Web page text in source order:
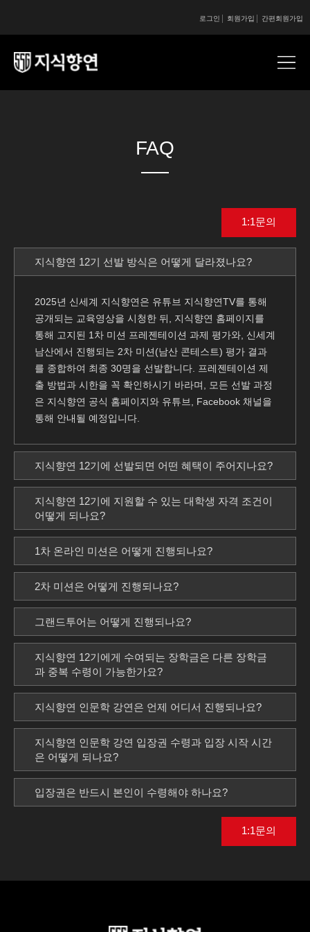
간편회원가입
회원가입
로그인
FAQ
1:1문의
지식향연 12기 선발 방식은 어떻게 달라졌나요?
2025년 신세계 지식향연은 유튜브 지식향연TV를 통해
공개되는 교육영상을 시청한 뒤, 지식향연 홈페이지를
통해 고지된 1차 미션 프레젠테이션 과제 평가와, 신세계
남산에서 진행되는 2차 미션(남산 콘테스트) 평가 결과
를 종합하여 최종 30명을 선발합니다. 프레젠테이션 제
출 방법과 시한을 꼭 확인하시기 바라며, 모든 선발 과정
은 지식향연 공식 홈페이지와 유튜브, Facebook 채널을
통해 안내될 예정입니다.
지식향연 12기에 선발되면 어떤 혜택이 주어지나요?
지식향연 12기에 지원할 수 있는 대학생 자격 조건이
어떻게 되나요?
1차 온라인 미션은 어떻게 진행되나요?
2차 미션은 어떻게 진행되나요?
그랜드투어는 어떻게 진행되나요?
지식향연 12기에게 수여되는 장학금은 다른 장학금
과 중복 수령이 가능한가요?
지식향연 인문학 강연은 언제 어디서 진행되나요?
지식향연 인문학 강연 입장권 수령과 입장 시작 시간
은 어떻게 되나요?
입장권은 반드시 본인이 수령해야 하나요?
1:1문의